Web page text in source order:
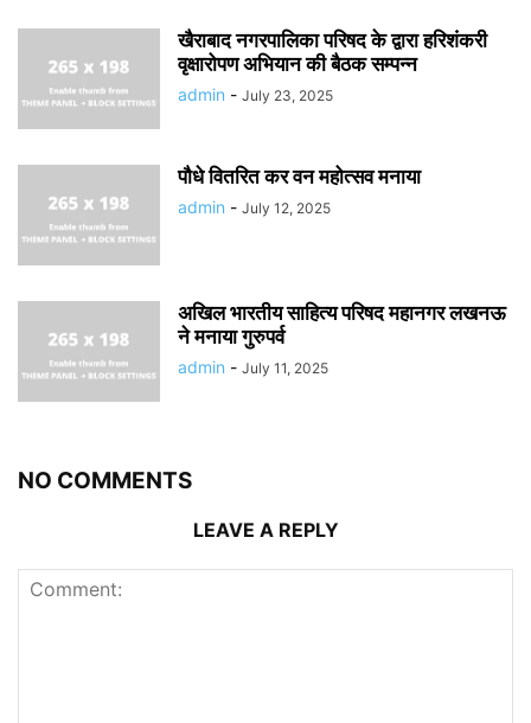
खैराबाद नगरपालिका परिषद के द्वारा हरिशंकरी
वृक्षारोपण अभियान की बैठक सम्पन्न
admin - July 23, 2025
पौधे वितरित कर वन महोत्सव मनाया
admin - July 12, 2025
अखिल भारतीय साहित्य परिषद महानगर लखनऊ
ने मनाया गुरुपर्व
admin - July 11, 2025
NO COMMENTS
LEAVE A REPLY